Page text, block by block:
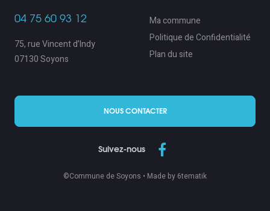
04 75 60 93 12
75, rue Vincent d’Indy
07130 Soyons
Ma commune
Politique de Confidentialité
Plan du site
NOUS CONTACTER
Suivez-nous
©Commune de Soyons • Made by 6tematik